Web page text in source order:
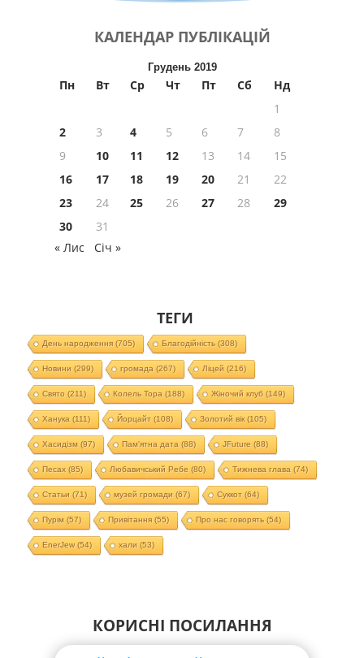
КАЛЕНДАР ПУБЛІКАЦІЙ
Грудень 2019
Пн Вт Ср Чт Пт Сб
Нд
1
2
3 4 5 6 7
8
9
10 11 12 13 14
15
16
17 18 19 20 21
22
23
24 25 26 27 28
29
30
31
« Лис
Січ »
ТЕГИ
День народження(705) Благодійність (308)
Новини (299) громада (267) Ліцей (216)
Свято (211) Колель Тора (188) Жіночий клуб (149)
Ханука (111) Йорцайт (108) Золотий вік(105)
Хасидізм (97) Пам'ятна дата (88) JFuture (88)
Песах(85) Любавичський Ребе (80) Тижнева глава (74)
Статьи (71) музей громади (67) Суккот (64)
Пурім (57) Привітання(55) Про нас говорять (54)
EnerJew(54) хали (53)
КОРИСНІ ПОСИЛАННЯ